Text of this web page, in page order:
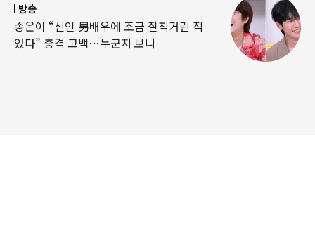
방송
송은이 “신인 男배우에 조금 질척거린 적
있다” 충격 고백…누군지 보니